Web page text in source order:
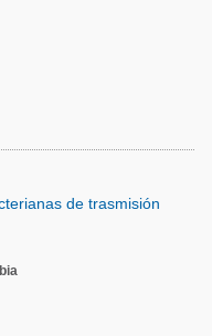
de trasmisión